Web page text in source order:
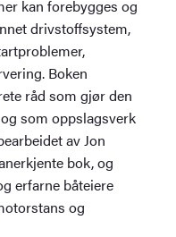
kan forebygges og
drivstoffsystem,
Boken
råd som gjør den
som oppslagsverk
av Jon
bok, og
erfarne båteiere
og